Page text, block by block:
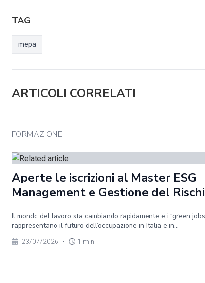
TAG
mepa
ARTICOLI CORRELATI
FORMAZIONE
Aperte le iscrizioni al Master ESG
Management e Gestione del
Il mondo del lavoro sta cambiando rapidamente e i “green
rappresentano il futuro dell’occupazione in Italia e in...
23/07/2026 • 1 min